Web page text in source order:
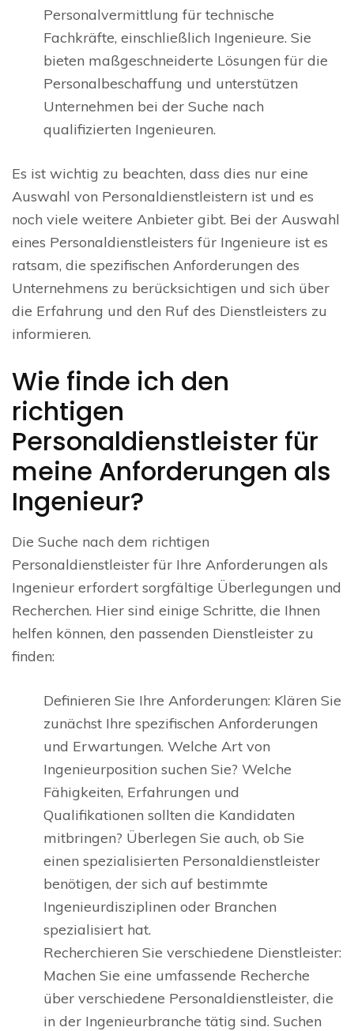
Personalvermittlung für technische
Fachkräfte, einschließlich Ingenieure. Sie
bieten maßgeschneiderte Lösungen für die
Personalbeschaffung und unterstützen
Unternehmen bei der Suche nach
qualifizierten Ingenieuren.
Es ist wichtig zu beachten, dass dies nur eine
Auswahl von Personaldienstleistern ist und es
noch viele weitere Anbieter gibt. Bei der Auswahl
eines Personaldienstleisters für Ingenieure ist es
ratsam, die spezifischen Anforderungen des
Unternehmens zu berücksichtigen und sich über
die Erfahrung und den Ruf des Dienstleisters zu
informieren.
Wie finde ich den
richtigen
Personaldienstleister für
meine Anforderungen als
Ingenieur?
Die Suche nach dem richtigen
Personaldienstleister für Ihre Anforderungen als
Ingenieur erfordert sorgfältige Überlegungen und
Recherchen. Hier sind einige Schritte, die Ihnen
helfen können, den passenden Dienstleister zu
finden:
Definieren Sie Ihre Anforderungen: Klären Sie
zunächst Ihre spezifischen Anforderungen
und Erwartungen. Welche Art von
Ingenieurposition suchen Sie? Welche
Fähigkeiten, Erfahrungen und
Qualifikationen sollten die Kandidaten
mitbringen? Überlegen Sie auch, ob Sie
einen spezialisierten Personaldienstleister
benötigen, der sich auf bestimmte
Ingenieurdisziplinen oder Branchen
spezialisiert hat.
Recherchieren Sie verschiedene Dienstleister:
Machen Sie eine umfassende Recherche
über verschiedene Personaldienstleister, die
in der Ingenieurbranche tätig sind. Suchen